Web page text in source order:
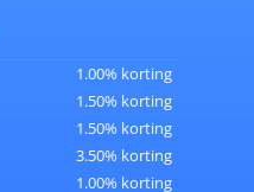
1.00% korting
1.50% korting
1.50% korting
3.50% korting
1.00% korting